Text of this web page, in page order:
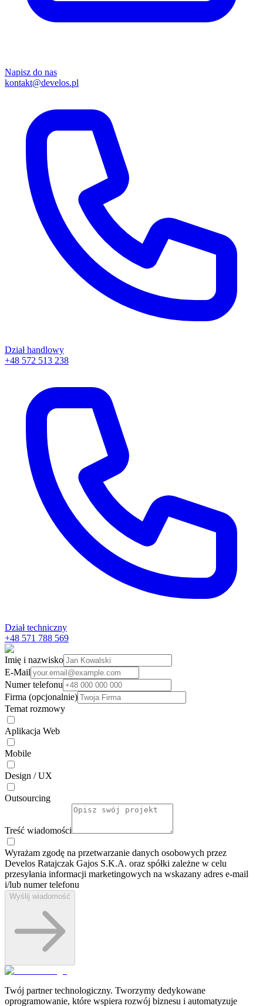
Napisz do nas
kontakt@develos.pl
Dział handlowy
+48 572 513 238
Dział techniczny
+48 571 788 569
Imię i nazwisko
E-Mail
Numer telefonu
Firma (opcjonalnie)
Temat rozmowy
Aplikacja Web
Mobile
Design / UX
Outsourcing
Treść wiadomości
Wyrażam zgodę na przetwarzanie danych osobowych przez
Develos Ratajczak Gajos S.K.A. oraz spółki zależne w celu
przesyłania informacji marketingowych na wskazany adres e-⁠mail
i/lub numer telefonu
Wyślij wiadomość
Twój partner technologiczny. Tworzymy dedykowane
oprogramowanie, które wspiera rozwój biznesu i automatyzuje